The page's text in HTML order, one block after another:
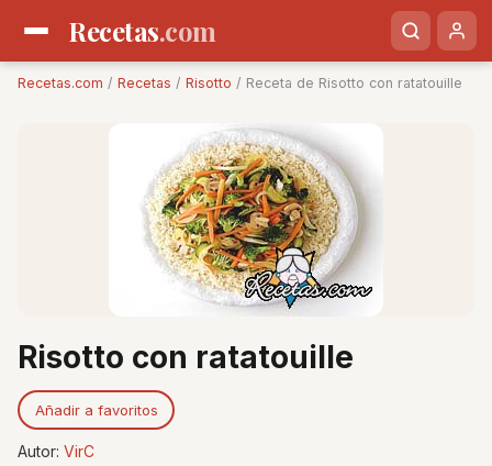
Recetas.com
Recetas.com / Recetas / Risotto / Receta de Risotto con ratatouille
Risotto con ratatouille
Añadir a favoritos
Autor: VirC